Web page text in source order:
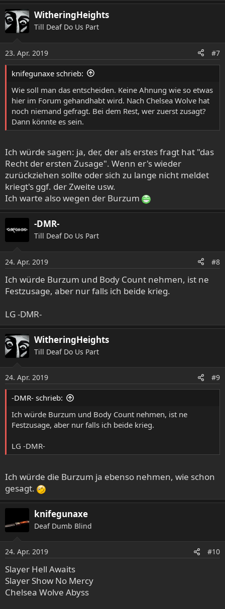
WitheringHeights
Till Deaf Do Us Part
23. Apr. 2019 #7
knifegunaxe schrieb:
Wie soll man das entscheiden. Keine Ahnung wie so etwas
hier im Forum gehandhabt wird. Nach Chelsea Wolve hat
noch niemand gefragt. Bei dem Rest, wer zuerst zusagt?
Dann könnte es sein.
Ich würde sagen: ja, der, der als erstes fragt hat "das
Recht der ersten Zusage". Wenn er's wieder
zurückziehen sollte oder sich zu lange nicht meldet
kriegt's ggf. der Zweite usw.
Ich warte also wegen der Burzum
-DMR-
Till Deaf Do Us Part
24. Apr. 2019 #8
Ich würde Burzum und Body Count nehmen, ist ne
Festzusage, aber nur falls ich beide krieg.
LG -DMR-
WitheringHeights
Till Deaf Do Us Part
24. Apr. 2019 #9
-DMR- schrieb:
Ich würde Burzum und Body Count nehmen, ist ne
Festzusage, aber nur falls ich beide krieg.
LG -DMR-
Ich würde die Burzum ja ebenso nehmen, wie schon
gesagt.
knifegunaxe
Deaf Dumb Blind
24. Apr. 2019 #10
Slayer Hell Awaits
Slayer Show No Mercy
Chelsea Wolve Abyss